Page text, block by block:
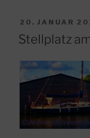
AM
20. JANUAR
Stellplatz